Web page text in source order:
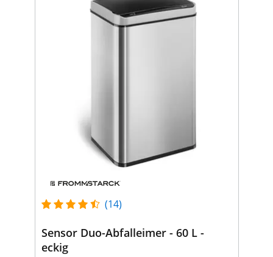
(14)
Sensor Duo-Abfalleimer - 60 L -
eckig